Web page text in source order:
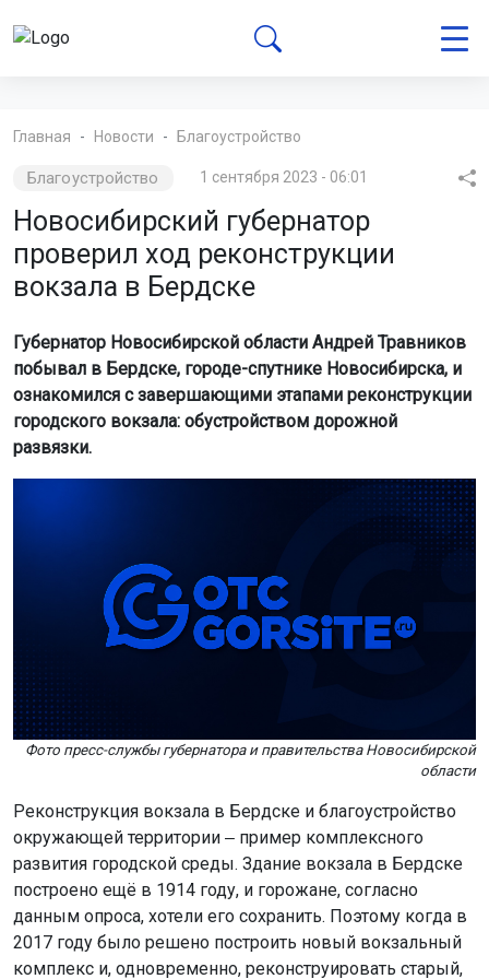
Главная Новости Благоустройство
Благоустройство 1 сентября 2023 - 06:01
Новосибирский губернатор
проверил ход реконструкции
вокзала в Бердске
Губернатор Новосибирской области Андрей Травников
побывал в Бердске, городе-спутнике Новосибирска, и
ознакомился с завершающими этапами реконструкции
городского вокзала: обустройством дорожной
развязки.
Фото пресс-службы губернатора и правительства Новосибирской
области
Реконструкция вокзала в Бердске и благоустройство
окружающей территории ‒ пример комплексного
развития городской среды. Здание вокзала в Бердске
построено ещё в 1914 году, и горожане, согласно
данным опроса, хотели его сохранить. Поэтому когда в
2017 году было решено построить новый вокзальный
комплекс и, одновременно, реконструировать старый,